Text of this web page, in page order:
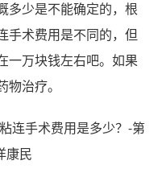
多少是不能确定的，根
手术费用是不同的，但
一万块钱左右吧。如果
治疗。